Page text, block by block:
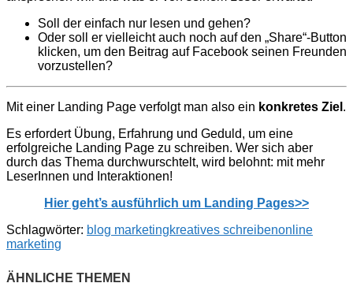
Soll der einfach nur lesen und gehen?
Oder soll er vielleicht auch noch auf den „Share“-Button
klicken, um den Beitrag auf Facebook seinen Freunden
vorzustellen?
Mit einer Landing Page verfolgt man also ein konkretes Ziel .
Es erfordert Übung, Erfahrung und Geduld, um eine
erfolgreiche Landing Page zu schreiben. Wer sich aber
durch das Thema durchwurschtelt, wird belohnt: mit mehr
LeserInnen und Interaktionen!
Hier geht’s ausführlich um Landing Pages>>
Schlagwörter: blog marketingkreatives schreibenonline
marketing